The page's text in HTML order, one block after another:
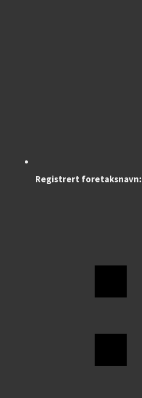
Registrert foretaksnavn: